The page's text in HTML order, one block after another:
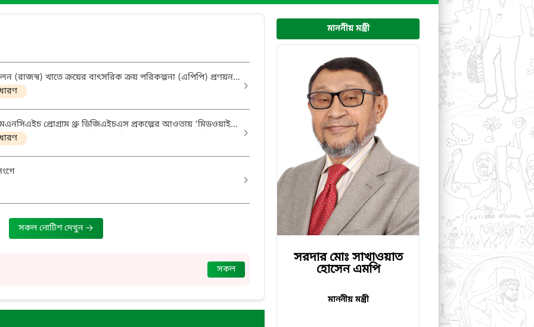
(রাজস্ব) খাতে ক্রয়ের বাৎসরিক ক্রয় পরিকল্পনা (এপিপি) প্রণয়ন
প্রোগ্রাম থ্রু ডিজিএইচএস প্রকল্পের আওতায় 'মিডওয়াইফ'
পদের নিয়োগ পরীক্ষায় উত্তীর্ণ ও অপেক্ষমানদের তালিকা
সকল নোটিশ দেখুন
সকল
মাননীয় মন্ত্রী
সরদার মোঃ সাখাওয়াত
হোসেন এমপি
মাননীয় মন্ত্রী